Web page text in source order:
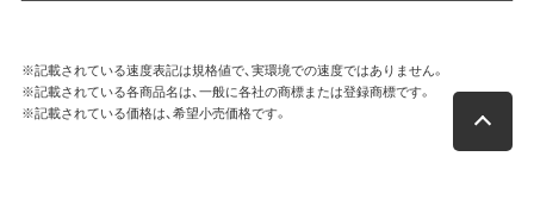
※記載されている速度表記は規格値で、実環境での速度ではありません。
※記載されている各商品名は、一般に各社の商標または登録商標です。
※記載されている価格は、希望小売価格です。